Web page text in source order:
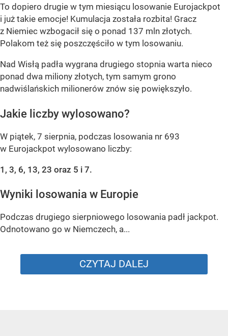
To dopiero drugie w tym miesiącu losowanie Eurojackpot
i już takie emocje! Kumulacja została rozbita! Gracz
z Niemiec wzbogacił się o ponad 137 mln złotych.
Polakom też się poszczęściło w tym losowaniu.
Nad Wisłą padła wygrana drugiego stopnia warta nieco
ponad dwa miliony złotych, tym samym grono
nadwiślańskich milionerów znów się powiększyło.
Jakie liczby wylosowano?
W piątek, 7 sierpnia, podczas losowania nr 693
w Eurojackpot wylosowano liczby:
1, 3, 6, 13, 23 oraz 5 i 7.
Wyniki losowania w Europie
Podczas drugiego sierpniowego losowania padł jackpot.
Odnotowano go w Niemczech, a...
CZYTAJ DALEJ